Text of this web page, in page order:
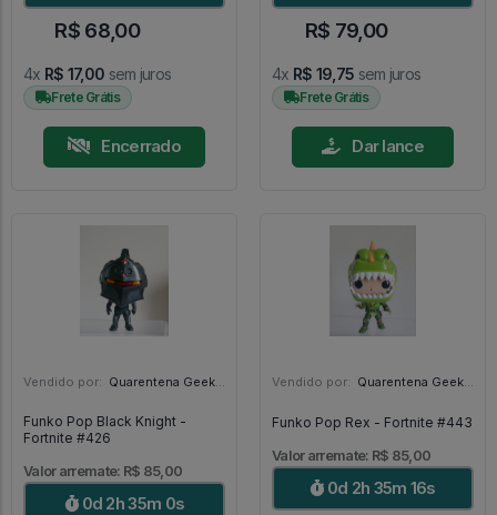
R$ 68,00
4x R$ 17,00 sem juros
Frete Grátis
Encerrado
R$ 79,00
4x R$ 19,75 sem juros
Frete Grátis
Dar lance
Vendido por: Quarentena Geek Store - SP
Funko Pop Black Knight -
Fortnite #426
Valor arremate: R$ 85,00
0d 2h 34m 59s
Vendido por: Quarentena Geek Store - SP
Funko Pop Rex - Fortnite #443
Valor arremate: R$ 85,00
0d 2h 35m 15s